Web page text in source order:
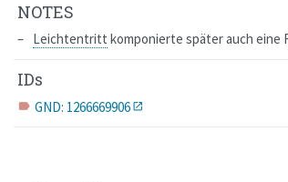
NOTES
Leichtentritt komponierte später auch eine
IDs
label GND: 1266669906